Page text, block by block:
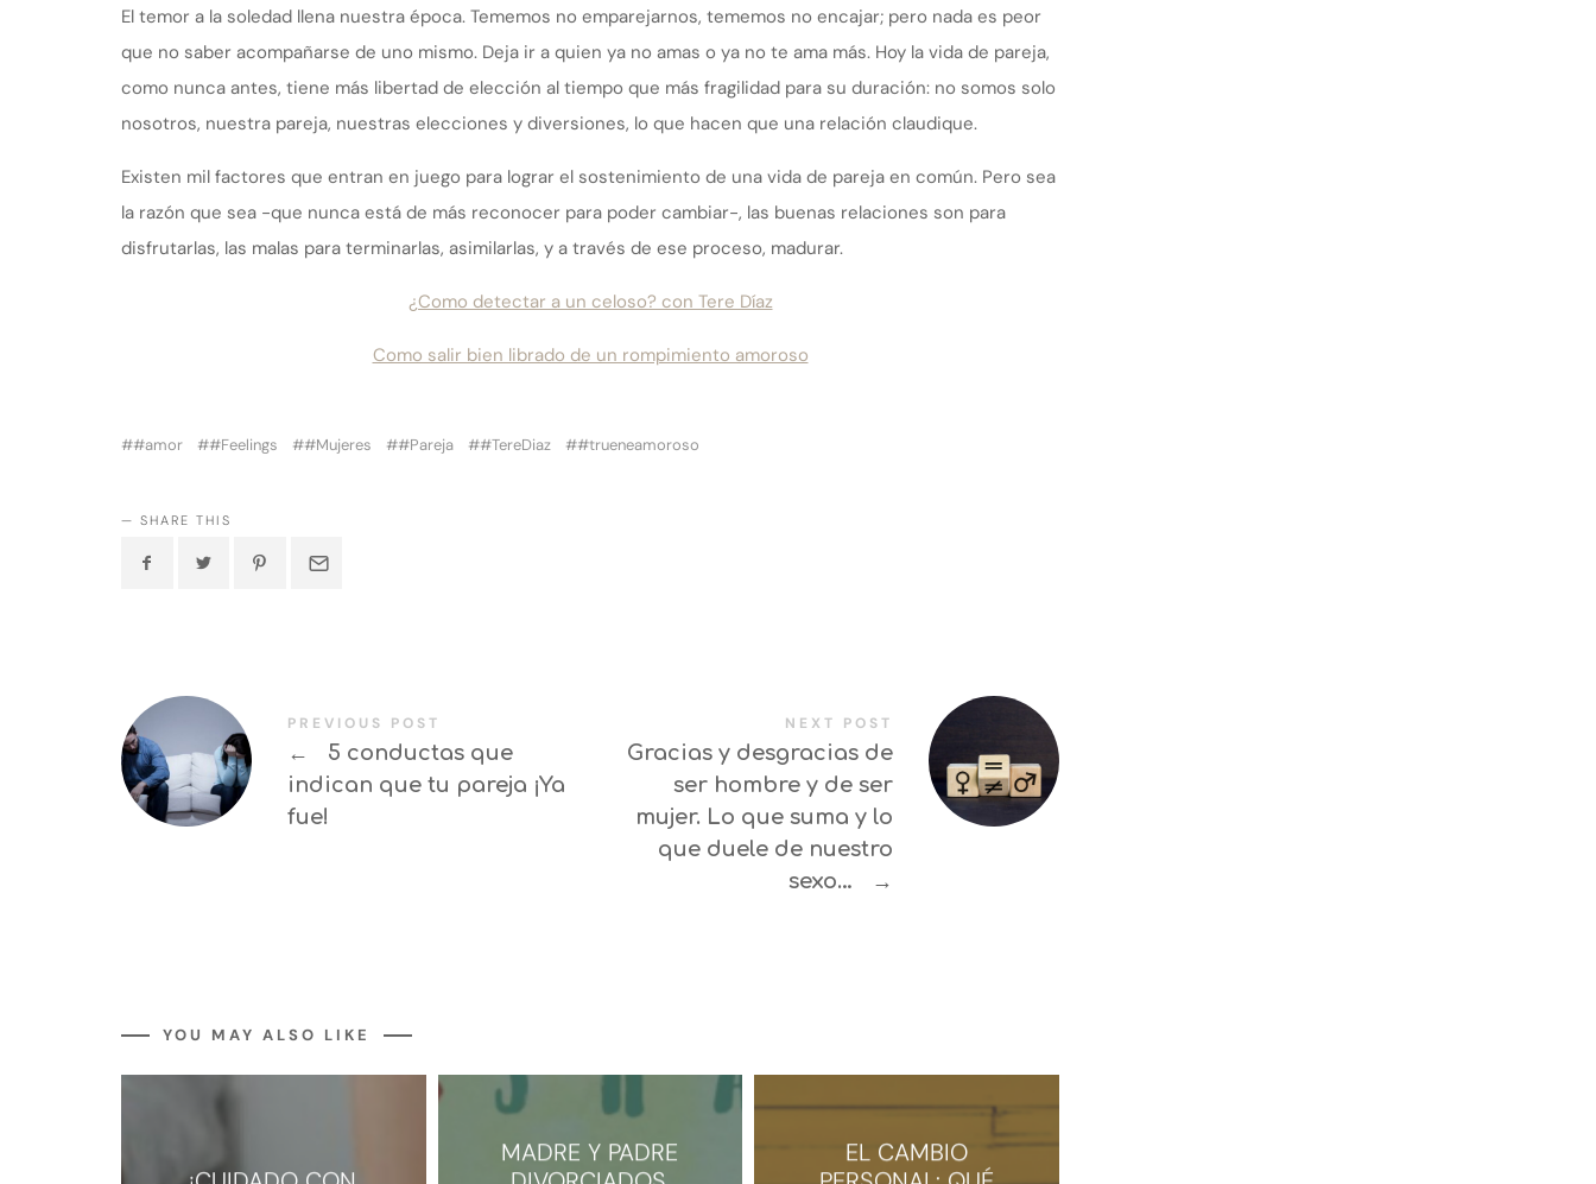
El temor a la soledad llena nuestra época. Tememos no emparejarnos, tememos no encajar; pero nada es peor
que no saber acompañarse de uno mismo. Deja ir a quien ya no amas o ya no te ama más. Hoy la vida de pareja,
como nunca antes, tiene más libertad de elección al tiempo que más fragilidad para su duración: no somos solo
nosotros, nuestra pareja, nuestras elecciones y diversiones, lo que hacen que una relación claudique.
Existen mil factores que entran en juego para lograr el sostenimiento de una vida de pareja en común. Pero sea
la razón que sea -que nunca está de más reconocer para poder cambiar-, las buenas relaciones son para
disfrutarlas, las malas para terminarlas, asimilarlas, y a través de ese proceso, madurar.
¿Como detectar a un celoso? con Tere Díaz
Como salir bien librado de un rompimiento amoroso
#amor #Feelings #Mujeres #Pareja #TereDiaz #trueneamoroso
SHARE THIS
PREVIOUS POST
←
5 conductas que
indican que tu pareja ¡Ya
fue!
NEXT POST
Gracias y desgracias de
ser hombre y de ser
mujer. Lo que suma y lo
que duele de nuestro
sexo…
→
YOU MAY ALSO LIKE
MADRE Y PADRE
EL CAMBIO